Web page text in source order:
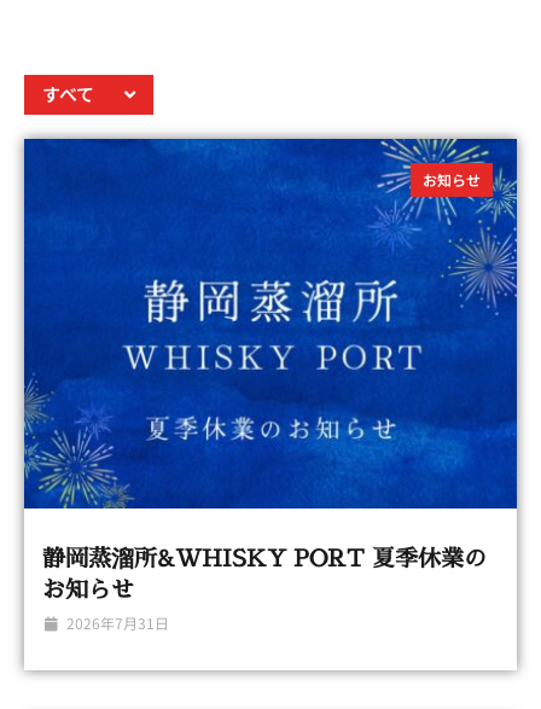
すべて
お知らせ
静岡蒸溜所&WHISKY PORT 夏季休業の
お知らせ
2026年7月31日